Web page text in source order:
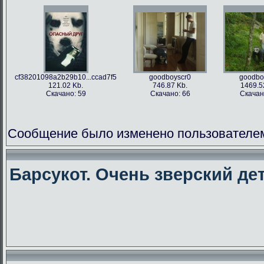
cf38201098a2b29b10...ccad7f5
121.02 Kb.
Скачано: 59
goodboyscr0
746.87 Kb.
Скачано: 66
Сообщение было изменено
Барсукот. Очень зверский